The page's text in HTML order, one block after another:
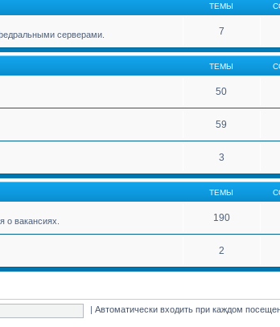
ТЕМЫ
серверами. 7
ТЕМЫ
50
59
3
ТЕМЫ
о вакансиях. 190
2
Автоматически входить при каждом